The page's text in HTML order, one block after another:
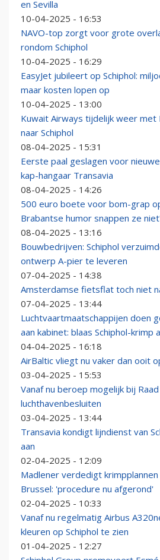
en Sevilla
10-04-2025 - 16:53
NAVO-top zorgt voor grote
rondom Schiphol
10-04-2025 - 16:29
EasyJet jubileert op Schiphol:
maar kosten lopen op
10-04-2025 - 13:00
Kuwait Airways tijdelijk weer met
naar Schiphol
08-04-2025 - 15:31
Eerste paal geslagen voor
kap-hangaar Transavia
08-04-2025 - 14:26
500 euro boete voor bom-grap
Brabantse humor snappen ze
08-04-2025 - 13:16
Bouwbedrijven: Schiphol
ontwerp A-pier te leveren
07-04-2025 - 14:38
Amsterdamse fietsflat toch niet
07-04-2025 - 13:44
Luchtvaartmaatschappijen doen
aan kabinet: blaas Schiphol-krimp
04-04-2025 - 16:18
AirBaltic vliegt nu vaker dan ooit
03-04-2025 - 15:53
Vanaf nu beroep mogelijk bij
luchthavenbesluiten
03-04-2025 - 13:44
Transavia kondigt lijndienst van
aan
02-04-2025 - 12:09
Madlener verdedigt
Brussel: 'procedure nu afgerond'
02-04-2025 - 10:33
Vanaf nu regelmatig Airbus
kleuren op Schiphol te zien
01-04-2025 - 12:27